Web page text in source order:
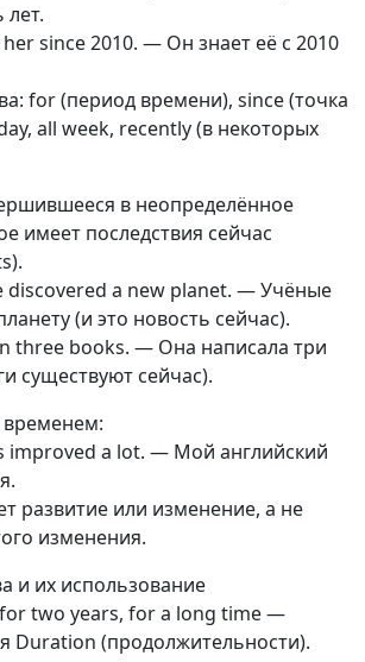
since 2010. — Он знает её с 2010
for (период времени), since (точка
all week, recently (в некоторых
в неопределённое
имеет последствия сейчас
discovered a new planet. — Учёные
(и это новость сейчас).
three books. — Она написала три
существуют сейчас).
improved a lot. — Мой английский
развитие или изменение, а не
изменения.
и их использование
two years, for a long time —
Duration (продолжительности).